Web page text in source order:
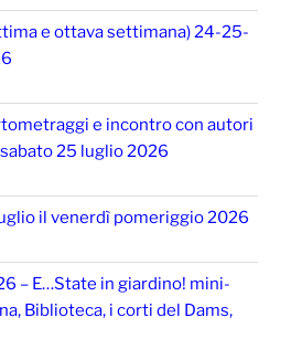
e ottava settimana) 24-25-
e incontro con autori
25 luglio 2026
il venerdì pomeriggio 2026
– E…State in giardino! mini-
Biblioteca, i corti del Dams,